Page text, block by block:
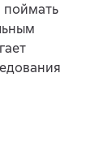
поймать